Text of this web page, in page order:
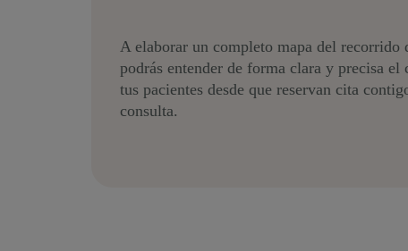
A elaborar un completo mapa del recorrido
podrás entender de forma clara y precisa el
tus pacientes desde que reservan cita
consulta.